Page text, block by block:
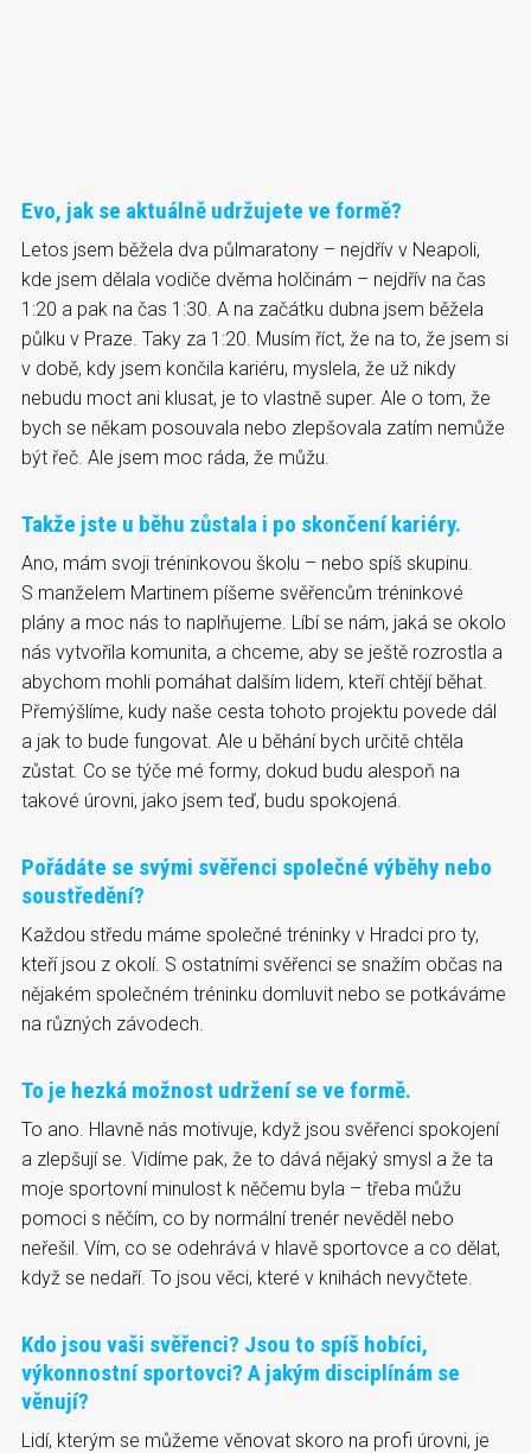
Evo, jak se aktuálně udržujete ve formě?
Letos jsem běžela dva půlmaratony – nejdřív v Neapoli,
kde jsem dělala vodiče dvěma holčinám – nejdřív na čas
1:20 a pak na čas 1:30. A na začátku dubna jsem běžela
půlku v Praze. Taky za 1:20. Musím říct, že na to, že jsem si
v době, kdy jsem končila kariéru, myslela, že už nikdy
nebudu moct ani klusat, je to vlastně super. Ale o tom, že
bych se někam posouvala nebo zlepšovala zatím nemůže
být řeč. Ale jsem moc ráda, že můžu.
Takže jste u běhu zůstala i po skončení kariéry.
Ano, mám svoji tréninkovou školu – nebo spíš skupinu.
S manželem Martinem píšeme svěřencům tréninkové
plány a moc nás to naplňujeme. Líbí se nám, jaká se okolo
nás vytvořila komunita, a chceme, aby se ještě rozrostla a
abychom mohli pomáhat dalším lidem, kteří chtějí běhat.
Přemýšlíme, kudy naše cesta tohoto projektu povede dál
a jak to bude fungovat. Ale u běhání bych určitě chtěla
zůstat. Co se týče mé formy, dokud budu alespoň na
takové úrovni, jako jsem teď, budu spokojená.
Pořádáte se svými svěřenci společné výběhy nebo
soustředění?
Každou středu máme společné tréninky v Hradci pro ty,
kteří jsou z okolí. S ostatními svěřenci se snažím občas na
nějakém společném tréninku domluvit nebo se potkáváme
na různých závodech.
To je hezká možnost udržení se ve formě.
To ano. Hlavně nás motivuje, když jsou svěřenci spokojení
a zlepšují se. Vidíme pak, že to dává nějaký smysl a že ta
moje sportovní minulost k něčemu byla – třeba můžu
pomoci s něčím, co by normální trenér nevěděl nebo
neřešil. Vím, co se odehrává v hlavě sportovce a co dělat,
když se nedaří. To jsou věci, které v knihách nevyčtete.
Kdo jsou vaši svěřenci? Jsou to spíš hobíci,
výkonnostní sportovci? A jakým disciplínám se
věnují?
Lidí, kterým se můžeme věnovat skoro na profi úrovni, je